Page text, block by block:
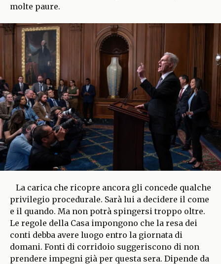
molte paure.
La carica che ricopre ancora gli concede qualche
privilegio procedurale. Sarà lui a decidere il come
e il quando. Ma non potrà spingersi troppo oltre.
Le regole della Casa impongono che la resa dei
conti debba avere luogo entro la giornata di
domani. Fonti di corridoio suggeriscono di non
prendere impegni già per questa sera. Dipende da